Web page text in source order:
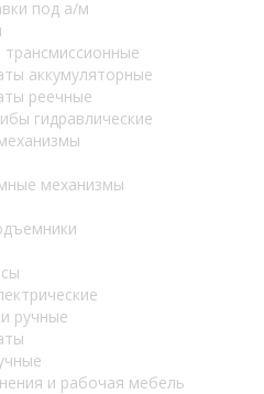
под а/м
трансмиссионные
аккумуляторные
реечные
гидравлические
механизмы
ручные
и рабочая мебель